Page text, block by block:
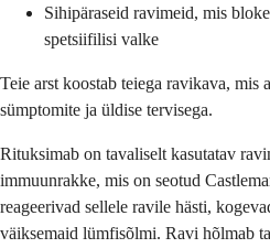
Sihipäraseid ravimeid, mis
spetsiifilisi valke
Teie arst koostab teiega ravikava, mis
sümptomite ja üldise tervisega.
Rituksimab on tavaliselt kasutatav
immuunrakke, mis on seotud
reageerivad sellele ravile hästi,
väiksemaid lümfisõlmi. Ravi hõlmab